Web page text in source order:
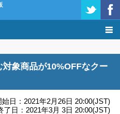
礎知識
象商品が10%OFFなクー
日：2021年2月26日 20:00(JST)
了日：2021年3月 3日 20:00(JST)